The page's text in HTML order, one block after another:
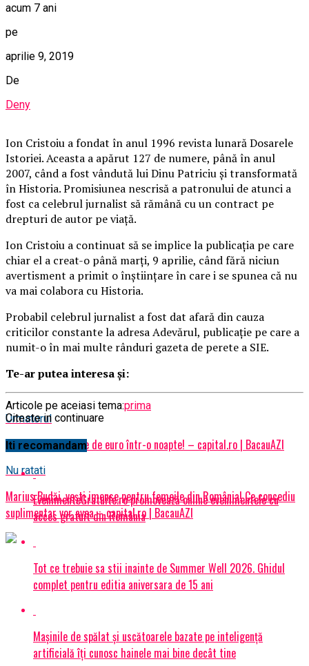
acum 7 ani
pe
aprilie 9, 2019
De
Deny
Ion Cristoiu a fondat în anul 1996 revista lunară Dosarele
Istoriei. Aceasta a apărut 127 de numere, până în anul
2007, când a fost vândută lui Dinu Patriciu și transformată
în Historia. Promisiunea nescrisă a patronului de atunci a
fost ca celebrul jurnalist să rămână cu un contract pe
drepturi de autor pe viață.
Ion Cristoiu a continuat să se implice la publicația pe care
chiar el a creat-o până marți, 9 aprilie, când fără niciun
avertisment a primit o înștiințare în care i se spunea că nu
va mai colabora cu Historia.
Probabil celebrul jurnalist a fost dat afară din cauza
criticilor constante la adresa Adevărul, publicație pe care a
numit-o în mai multe rânduri gazeta de perete a SIE.
Te-ar putea interesa și:
Articole pe aceiasi tema:prima
Urmatorul
Spulberă 3 miliarde de euro într-o noapte! – capital.ro | BacauAZI
Nu ratati
Marius Budăi, vești imense pentru femeile din România! Ce concediu
suplimentar vor avea – capital.ro | BacauAZI
Citeste in continuare
Iti recomandam
EvenimenteGratuite.ro promovează online evenimentele cu
acces gratuit din România
Tot ce trebuie sa stii inainte de Summer Well 2026. Ghidul
complet pentru editia aniversara de 15 ani
Mașinile de spălat și uscătoarele bazate pe inteligență
artificială îți cunosc hainele mai bine decât tine